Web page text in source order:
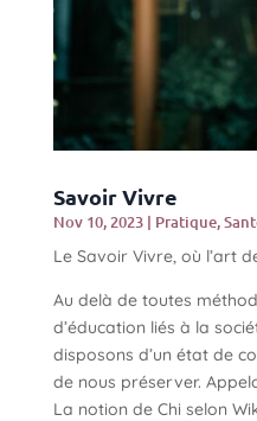
Savoir Vivre
Nov 10, 2023| Pratique,
Le Savoir Vivre, où l’art
Au delà de toutes
d’éducation liés à la
disposons d’un état de
de nous préserver.
La notion de Chi selon